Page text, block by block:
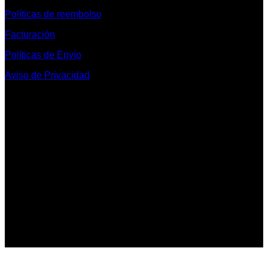
Políticas de reembolso
Facturación
Políticas de Envío
Aviso de Privacidad